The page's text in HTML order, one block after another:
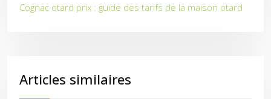
Cognac otard prix : guide des tarifs de la maison otard
Articles similaires